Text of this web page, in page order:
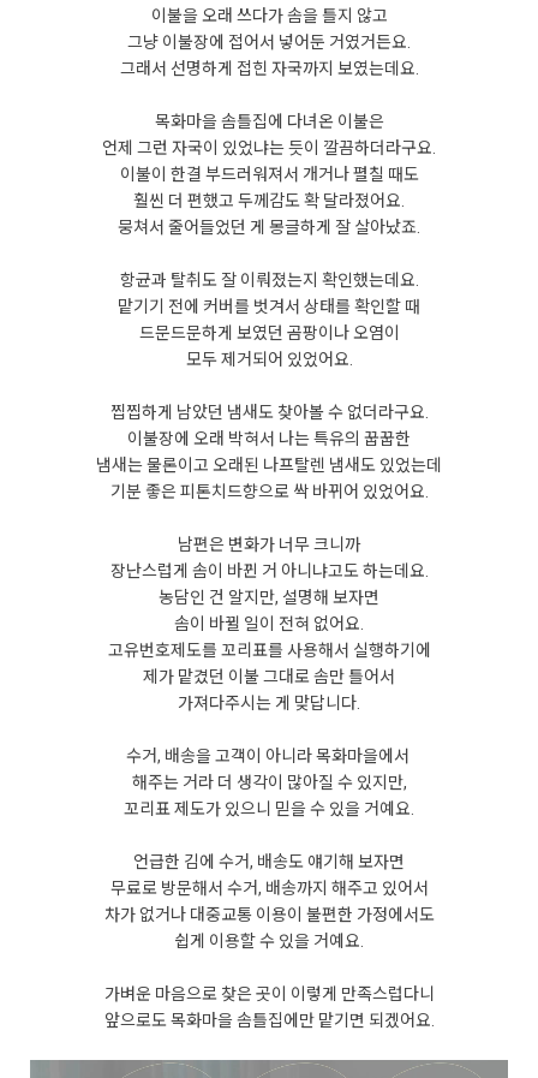
이불을 오래 쓰다가 솜을 틀지 않고
그냥 이불장에 접어서 넣어둔 거였거든요.
그래서 선명하게 접힌 자국까지 보였는데요.
목화마을 솜틀집에 다녀온 이불은
언제 그런 자국이 있었냐는 듯이 깔끔하더라구요.
이불이 한결 부드러워져서 개거나 펼칠 때도
훨씬 더 편했고 두께감도 확 달라졌어요.
뭉쳐서 줄어들었던 게 몽글하게 잘 살아났죠.
항균과 탈취도 잘 이뤄졌는지 확인했는데요.
맡기기 전에 커버를 벗겨서 상태를 확인할 때
드문드문하게 보였던 곰팡이나 오염이
모두 제거되어 있었어요.
찝찝하게 남았던 냄새도 찾아볼 수 없더라구요.
이불장에 오래 박혀서 나는 특유의 꿉꿉한
냄새는 물론이고 오래된 나프탈렌 냄새도 있었는데
기분 좋은 피톤치드향으로 싹 바뀌어 있었어요.
남편은 변화가 너무 크니까
장난스럽게 솜이 바뀐 거 아니냐고도 하는데요.
농담인 건 알지만, 설명해 보자면
솜이 바뀔 일이 전혀 없어요.
고유번호제도를 꼬리표를 사용해서 실행하기에
제가 맡겼던 이불 그대로 솜만 틀어서
가져다주시는 게 맞답니다.
수거, 배송을 고객이 아니라 목화마을에서
해주는 거라 더 생각이 많아질 수 있지만,
꼬리표 제도가 있으니 믿을 수 있을 거예요.
언급한 김에 수거, 배송도 얘기해 보자면
무료로 방문해서 수거, 배송까지 해주고 있어서
차가 없거나 대중교통 이용이 불편한 가정에서도
쉽게 이용할 수 있을 거예요.
가벼운 마음으로 찾은 곳이 이렇게 만족스럽다니
앞으로도 목화마을 솜틀집에만 맡기면 되겠어요.